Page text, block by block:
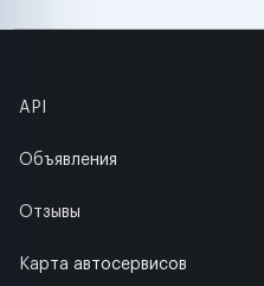
API
Объявления
Отзывы
Карта автосервисов